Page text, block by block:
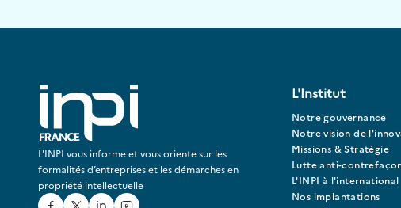
L'INPI vous informe et vous oriente sur les
formalités d’entreprises et les démarches en
propriété intellectuelle
L'Institut
Notre gouvernance
Notre vision de
Missions & Stratégie
Lutte anti-
L'INPI à l'international
Nos implantations